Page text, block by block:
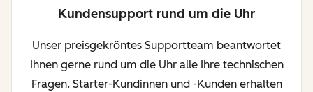
Kundensupport rund um die Uhr
Unser preisgekröntes Supportteam beantwortet
Ihnen gerne rund um die Uhr alle Ihre technischen
Fragen. Starter-Kundinnen und -Kunden erhalten